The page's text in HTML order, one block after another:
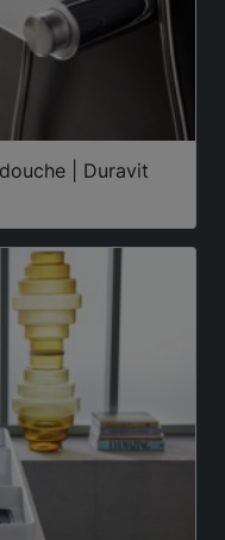
| Duravit